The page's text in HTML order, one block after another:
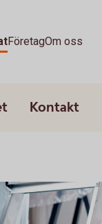
FöretagOm oss
Kontakt